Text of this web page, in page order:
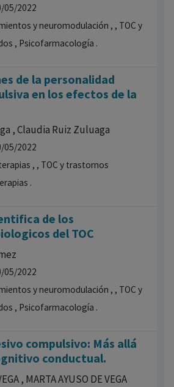
05/2022
y neuromodulación , , TOC y
, Psicofarmacología .
de la personalidad
en los efectos de la
, Claudia Ruiz Zuluaga
05/2022
, , TOC y trastornos
.
de los
del TOC
05/2022
y neuromodulación , , TOC y
, Psicofarmacología .
compulsivo: Más allá
conductual.
, MARTA AYUSO DE VEGA